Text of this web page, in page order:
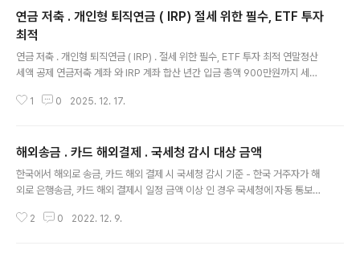
연금 저축 . 개인형 퇴직연금 ( IRP) 절세 위한 필수, ETF 투자
최적
연금 저축 . 개인형 퇴직연금 ( IRP) . 절세 위한 필수, ETF 투자 최적 연말정산
세액 공제 연금저축 계좌 와 IRP 계좌 합산 년간 입금 총액 900만원까지 세액
2% - 이 사실 하나만으로도 매년 900만원 입금하면 매년 세액 공제액이 100
한 곳 : 개설한 계좌에서 ETF 투자 하려면 증권사(예 : 미래에셋증권 )에서 가입
하는 게 유리. ETF 투자연금저축 , 퇴직연금(개인형 IRP) 계좌에서 ETF 매수하
고 장기 투자..
1 0 2025. 12. 17.
해외송금 . 카드 해외결제 . 국세청 감시 대상 금액
한국에서 해외로 송금, 카드 해외 결제 시 국세청 감시 기준 - 한국 거주자가 해
외로 은행송금, 카드 해외 결제시 일정 금액 이상 인 경우 국세청에 자동 통보된
은 아니며, 국세청에서 당사자를 감시대상으로 하여 이후 한국의 외환거래법 기
2 0 2022. 12. 9.